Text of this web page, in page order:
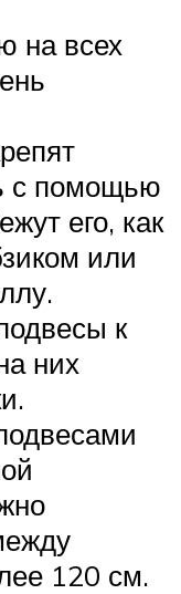
на всех
с помощью
его, как
или
к
них
120 см.